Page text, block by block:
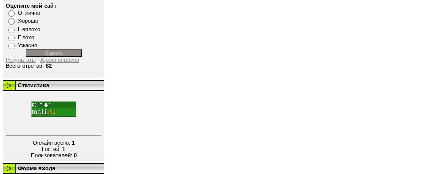
Оцените мой сайт
Отлично
Хорошо
Неплохо
Плохо
Ужасно
Результаты | Архив опросов
Всего ответов: 82
Статистика
Онлайн всего: 1
Гостей: 1
Пользователей: 0
Форма входа